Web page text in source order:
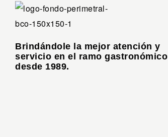
Brindándole la mejor atención y
servicio en el ramo gastronómico
desde 1989.